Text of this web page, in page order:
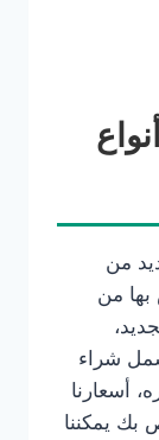
أنواع
من
من
شراء
أسعارنا
بك يمكننا